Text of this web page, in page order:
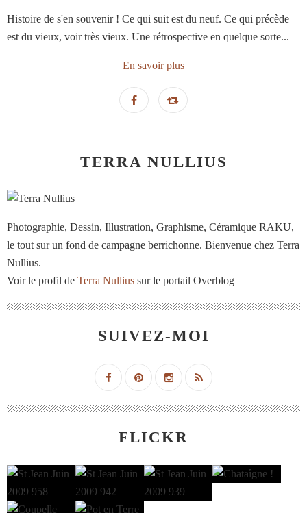
Histoire de s'en souvenir ! Ce qui suit est du neuf. Ce qui précède
est du vieux, voir très vieux. Une rétrospective en quelque sorte...
En savoir plus
TERRA NULLIUS
Photographie, Dessin, Illustration, Graphisme, Céramique RAKU,
le tout sur un fond de campagne berrichonne. Bienvenue chez Terra
Nullius.
Voir le profil de Terra Nullius sur le portail Overblog
SUIVEZ-MOI
FLICKR